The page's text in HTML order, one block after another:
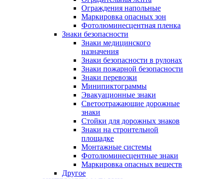
Ограждения напольные
Маркировка опасных зон
Фотолюминесцентная пленка
Знаки безопасности
Знаки медицинского
назначения
Знаки безопасности в рулонах
Знаки пожарной безопасности
Знаки перевозки
Минипиктограммы
Эвакуационные знаки
Светоотражающие дорожные
знаки
Стойки для дорожных знаков
Знаки на строительной
площадке
Монтажные системы
Фотолюминесцентные знаки
Маркировка опасных веществ
Другое